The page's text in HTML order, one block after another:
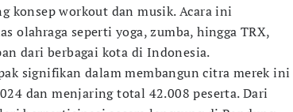
konsep workout dan musik. Acara ini
olahraga seperti yoga, zumba, hingga TRX,
dari berbagai kota di Indonesia.
signifikan dalam membangun citra merek ini
dan menjaring total 42.008 peserta. Dari